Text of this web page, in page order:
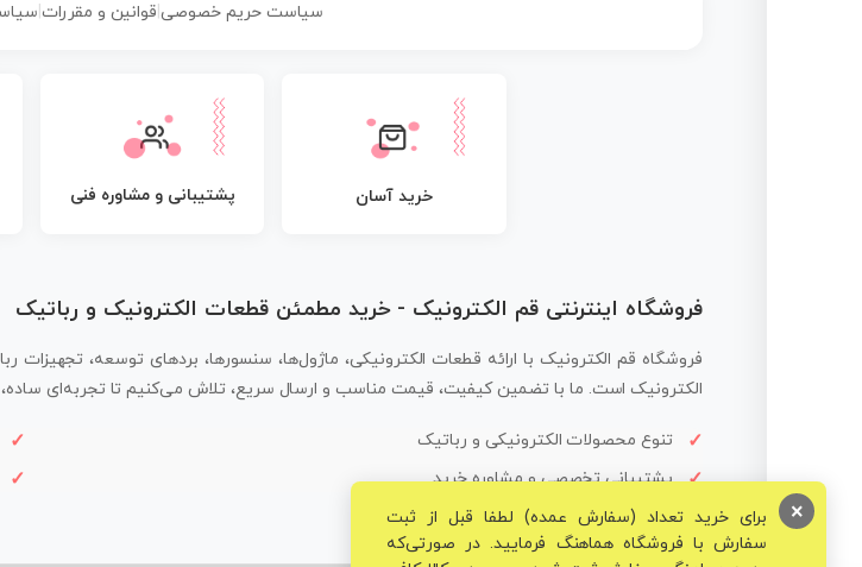
سیاست حریم خصوصی| قوانین و مقررات
خرید آسان پشتیبانی و مشاوره فنی
فروشگاه اینترنتی قم الکترونیک - خرید مطمئن قطعات الکترونیک و رباتیک
فروشگاه قم الکترونیک با ارائه قطعات الکترونیکی، ماژول‌ها، سنسورها، بردهای توسعه،
الکترونیک است. ما با تضمین کیفیت، قیمت مناسب و ارسال سریع، تلاش می‌کنیم تا تجربه‌ای ساده،
تنوع محصولات الکترونیکی و رباتیک
پشتیبانی تخصصی و مشاوره خرید
برای خرید تعداد (سفارش عمده) لطفا قبل از ثبت
سفارش با فروشگاه هماهنگ فرمایید. در صورتی‌که
×